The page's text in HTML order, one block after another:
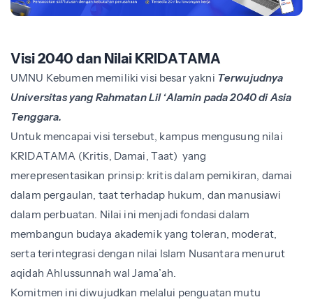
Visi 2040 dan Nilai KRIDATAMA
UMNU Kebumen memiliki visi besar yakni Terwujudnya
Universitas yang Rahmatan Lil ‘Alamin pada 2040 di Asia
Tenggara.
Untuk mencapai visi tersebut, kampus mengusung nilai
KRIDATAMA (Kritis, Damai, Taat) yang
merepresentasikan prinsip: kritis dalam pemikiran, damai
dalam pergaulan, taat terhadap hukum, dan manusiawi
dalam perbuatan. Nilai ini menjadi fondasi dalam
membangun budaya akademik yang toleran, moderat,
serta terintegrasi dengan nilai Islam Nusantara menurut
aqidah Ahlussunnah wal Jama’ah.
Komitmen ini diwujudkan melalui penguatan mutu